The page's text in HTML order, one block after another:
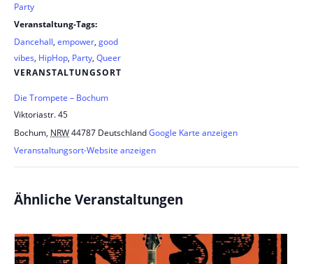
Party
Veranstaltung-Tags:
Dancehall, empower, good
vibes, HipHop, Party, Queer
VERANSTALTUNGSORT
Die Trompete – Bochum
Viktoriastr. 45
Bochum, NRW44787 DeutschlandGoogle Karte anzeigen
Veranstaltungsort-Website anzeigen
Ähnliche Veranstaltungen